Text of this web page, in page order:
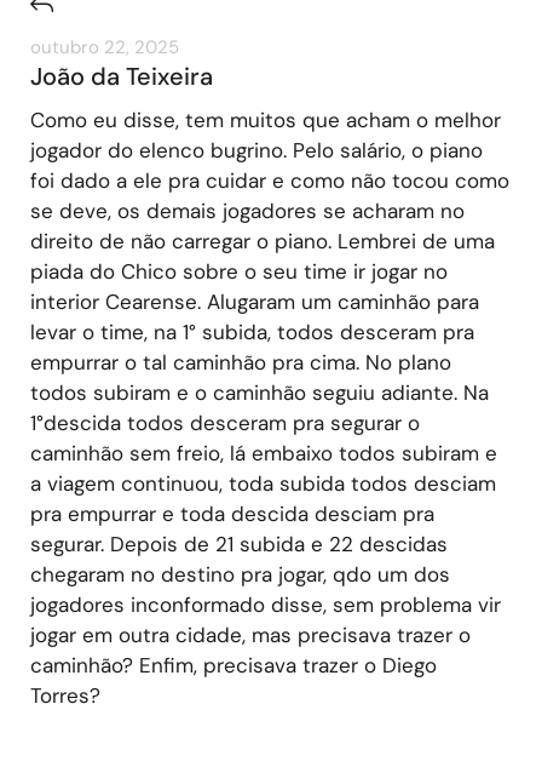
outubro 22, 2025
João da Teixeira
Como eu disse, tem muitos que acham o melhor
jogador do elenco bugrino. Pelo salário, o piano
foi dado a ele pra cuidar e como não tocou como
se deve, os demais jogadores se acharam no
direito de não carregar o piano. Lembrei de uma
piada do Chico sobre o seu time ir jogar no
interior Cearense. Alugaram um caminhão para
levar o time, na 1° subida, todos desceram pra
empurrar o tal caminhão pra cima. No plano
todos subiram e o caminhão seguiu adiante. Na
1°descida todos desceram pra segurar o
caminhão sem freio, lá embaixo todos subiram e
a viagem continuou, toda subida todos desciam
pra empurrar e toda descida desciam pra
segurar. Depois de 21 subida e 22 descidas
chegaram no destino pra jogar, qdo um dos
jogadores inconformado disse, sem problema vir
jogar em outra cidade, mas precisava trazer o
caminhão? Enfim, precisava trazer o Diego
Torres?